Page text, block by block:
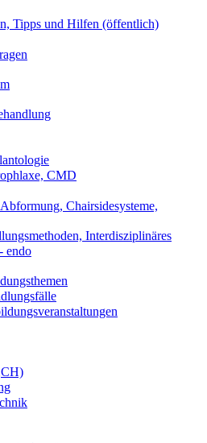
Tipps und Hilfen (öffentlich)
CMD
Chairsidesysteme,
Interdisziplinäres
endo